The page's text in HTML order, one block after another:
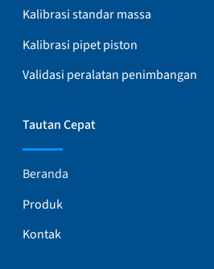
Kalibrasi standar massa
Kalibrasi pipet piston
Validasi peralatan penimbangan
Tautan Cepat
Beranda
Produk
Kontak